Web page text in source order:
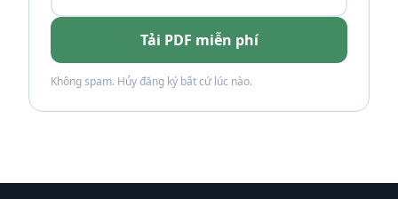
Tải PDF miễn phí
Không spam. Hủy đăng ký bất cứ lúc nào.